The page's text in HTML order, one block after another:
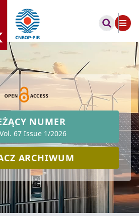
NUMER
67 Issue 1/2026
ARCHIWUM